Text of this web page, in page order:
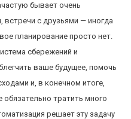
бывает очень
встречи с друзьями — иногда
планирование просто нет.
сбережений и
ваше будущее, помочь
и, в конечном итоге,
тратить много
решает эту задачу